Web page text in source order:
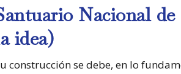
Nacional
idea)
construcción se debe, en lo